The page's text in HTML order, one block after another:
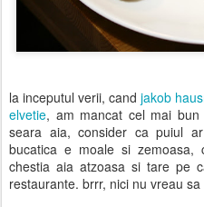
la inceputul verii, candjakob
elvetie, am mancat cel mai
seara aia, consider ca puiul
bucatica e moale si
chestia aia atzoasa si tare pe
restaurante. brrr, nici nu vreau